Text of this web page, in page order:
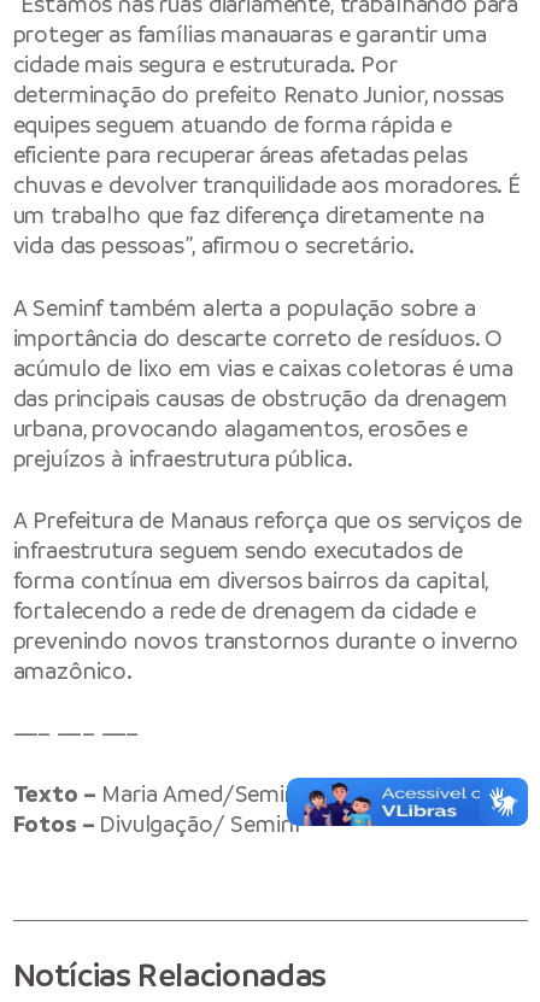
proteger as famílias manauaras e garantir uma
cidade mais segura e estruturada. Por
determinação do prefeito Renato Junior, nossas
equipes seguem atuando de forma rápida e
eficiente para recuperar áreas afetadas pelas
chuvas e devolver tranquilidade aos moradores. É
um trabalho que faz diferença diretamente na
vida das pessoas”, afirmou o secretário.
A Seminf também alerta a população sobre a
importância do descarte correto de resíduos. O
acúmulo de lixo em vias e caixas coletoras é uma
das principais causas de obstrução da drenagem
urbana, provocando alagamentos, erosões e
prejuízos à infraestrutura pública.
A Prefeitura de Manaus reforça que os serviços de
infraestrutura seguem sendo executados de
forma contínua em diversos bairros da capital,
fortalecendo a rede de drenagem da cidade e
prevenindo novos transtornos durante o inverno
amazônico.
—– —– —–
Texto – Maria Amed/Seminf
Fotos – Divulgação/ Seminf
Notícias Relacionadas